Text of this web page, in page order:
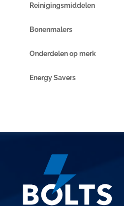
Reinigingsmiddelen
Bonenmalers
Onderdelen op merk
Energy Savers